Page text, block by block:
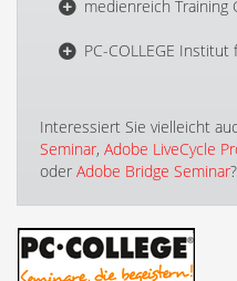
medienreich Training
PC-COLLEGE
Interessiert Sie vielleicht
Seminar, Adobe LiveCycle
oder Adobe Bridge Seminar?